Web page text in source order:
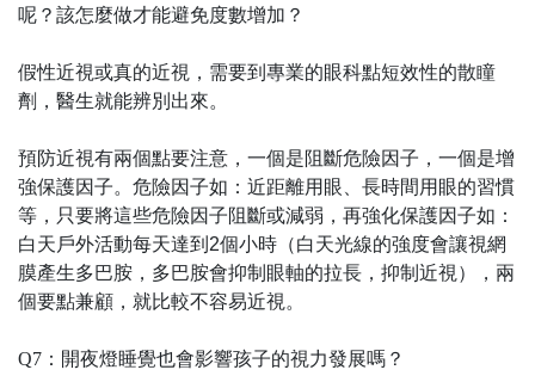
呢？該怎麼做才能避免度數增加？
假性近視或真的近視，需要到專業的眼科點短效性的散瞳
劑，醫生就能辨別出來。
預防近視有兩個點要注意，一個是阻斷危險因子，一個是增
強保護因子。危險因子如：近距離用眼、長時間用眼的習慣
等，只要將這些危險因子阻斷或減弱，再強化保護因子如：
白天戶外活動每天達到2個小時（白天光線的強度會讓視網
膜產生多巴胺，多巴胺會抑制眼軸的拉長，抑制近視），兩
個要點兼顧，就比較不容易近視。
Q7：開夜燈睡覺也會影響孩子的視力發展嗎？